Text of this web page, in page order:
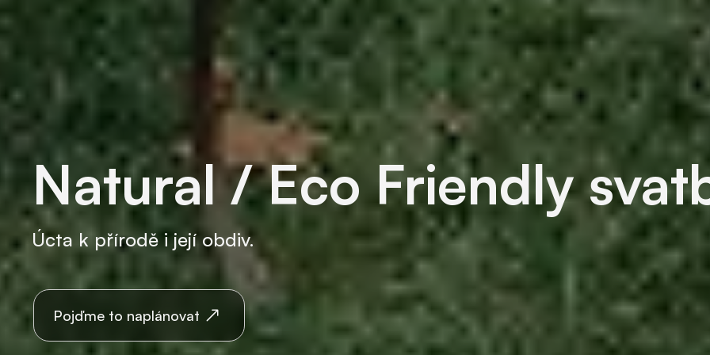
Natural / Eco Friendly
Úcta k přírodě i její obdiv.
Pojďme to naplánovat